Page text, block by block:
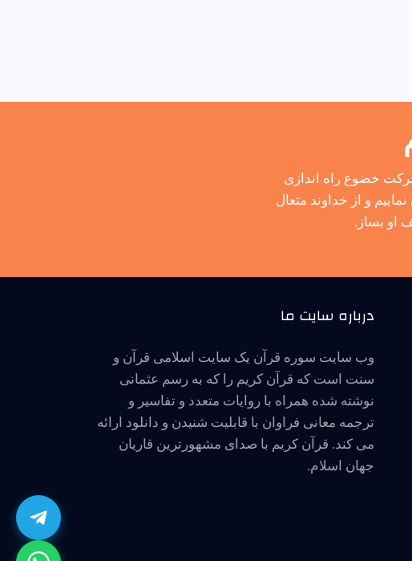
خضوع راه اندازی
و از خداوند متعال
او بساز.
درباره سایت ما
وب سایت سوره قرآن یک سایت اسلامی قرآن و
سنت است که قرآن کریم را که به رسم عثمانی
نوشته شده همراه با روایات متعدد و تفاسیر و
ترجمه معانی فراوان با قابلیت شنیدن و دانلود ارائه
می کند. قرآن کریم با صدای مشهورترین قاریان
جهان اسلام.